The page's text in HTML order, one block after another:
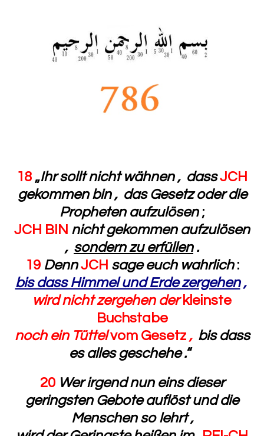
18 „Ihr sollt nicht wähnen , dass JCH
gekommen bin , das Gesetz oder die
Propheten aufzulösen ;
JCH BIN nicht gekommen aufzulösen
, sondern zu erfüllen.
19DennJCH sage euch wahrlich :
bis dass Himmel und Erde zergehen,
wird nicht zergehen der kleinste
Buchstabe
noch ein Tüttelvom Gesetz , bis dass
es alles geschehe .“
20 Wer irgend nun eins dieser
geringsten Gebote auflöst und die
Menschen so lehrt ,